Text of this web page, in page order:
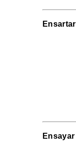
Ensartar
Ensayar